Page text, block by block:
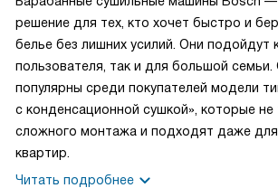
решение для тех, кто хочет быстро и
белье без лишних усилий. Они подойдут
пользователя, так и для большой
популярны среди покупателей модели
с конденсационной сушкой», которые не
сложного монтажа и подходят даже для
квартир.
Читать подробнее